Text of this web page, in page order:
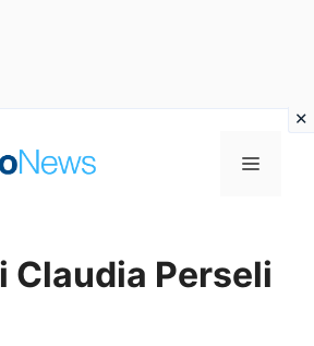
Menu
Claudia Perseli